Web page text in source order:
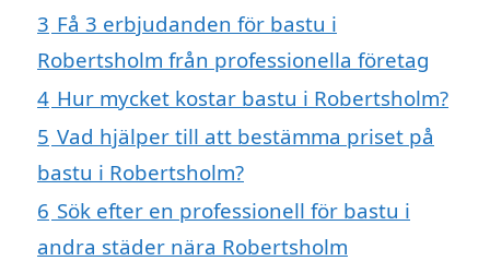
3 Få 3 erbjudanden för bastu i
Robertsholm från professionella företag
4 Hur mycket kostar bastu i Robertsholm?
5 Vad hjälper till att bestämma priset på
bastu i Robertsholm?
6 Sök efter en professionell för bastu i
andra städer nära Robertsholm